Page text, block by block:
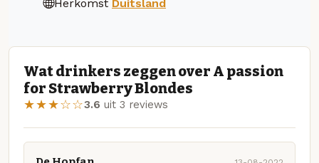
Herkomst Duitsland
Wat drinkers zeggen over A passion
for Strawberry Blondes
★★★☆☆3.6 uit 3 reviews